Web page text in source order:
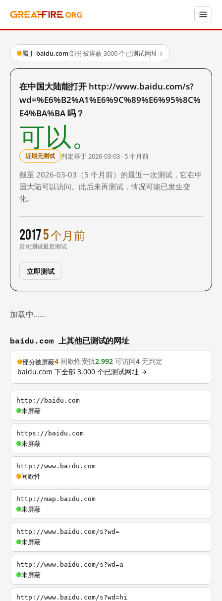
属于 baidu.com·部分被屏蔽·3000 个已测试网址→
在中国大陆能打开 http://www.baidu.com/s?
wd=%E6%B2%A1%E6%9C%89%E6%95%8C%
E4%BA%BA 吗？
可以。
近期无测试 判定基于 2026-03-03 · 5 个月前
截至 2026-03-03（5 个月前）的最近一次测试，它在中
国大陆可以访问。此后未再测试，情况可能已发生变
化。
2017
首次测试
5 个月前
最后测试
立即测试
加载中……
baidu.com 上其他已测试的网址
部分被屏蔽4 间歇性受扰2,992 可访问4 无判定
baidu.com 下全部 3,000 个已测试网址 →
http://baidu.com
未屏蔽
https://baidu.com
未屏蔽
http://www.baidu.com
间歇性
http://map.baidu.com
未屏蔽
http://www.baidu.com/s?wd=
未屏蔽
http://www.baidu.com/s?wd=a
未屏蔽
http://www.baidu.com/s?wd=hi